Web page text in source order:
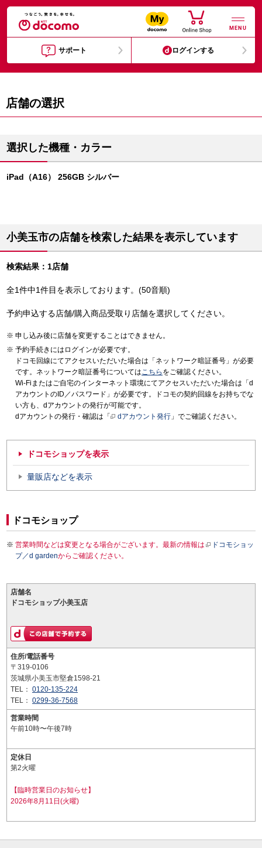
MENU
サポート ログインする
店舗の選択
選択した機種・カラー
iPad（A16） 256GB シルバー
小美玉市の店舗を検索した結果を表示しています
検索結果：1店舗
全1件中1件目を表示しております。(50音順)
予約申込する店舗/購入商品受取り店舗を選択してください。
申し込み後に店舗を変更することはできません。
予約手続きにはログインが必要です。
ドコモ回線にてアクセスいただいた場合は「ネットワーク暗証番号」が必要
です。ネットワーク暗証番号についてはこちら をご確認ください。
Wi-Fiまたはご自宅のインターネット環境にてアクセスいただいた場合は「d
アカウントのID／パスワード」が必要です。ドコモの契約回線をお持ちでな
い方も、dアカウントの発行が可能です。
dアカウントの発行・確認は「
dアカウント発行 」でご確認ください。
ドコモショップを表示
量販店などを表示
ドコモショップ
営業時間などは変更となる場合がございます。最新の情報は
ドコモショッ
プ／d gardenからご確認ください。
店舗名
ドコモショップ小美玉店
住所/電話番号
〒319-0106
茨城県小美玉市堅倉1598-21
TEL： 0120-135-224
TEL： 0299-36-7568
営業時間
午前10時〜午後7時
定休日
第2火曜
【臨時営業日のお知らせ】
2026年8月11日(火曜)